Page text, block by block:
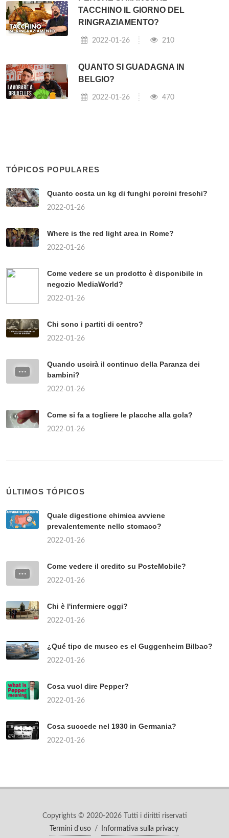
TACCHINO IL GIORNO DEL
RINGRAZIAMENTO?
2022-01-26 210
QUANTO SI GUADAGNA IN
BELGIO?
2022-01-26 470
TÓPICOS POPULARES
Quanto costa un kg di funghi porcini freschi?
2022-01-26
Where is the red light area in Rome?
2022-01-26
Come vedere se un prodotto è disponibile in
negozio MediaWorld?
2022-01-26
Chi sono i partiti di centro?
2022-01-26
Quando uscirà il continuo della Paranza dei
bambini?
2022-01-26
Come si fa a togliere le placche alla gola?
2022-01-26
ÚLTIMOS TÓPICOS
Quale digestione chimica avviene
prevalentemente nello stomaco?
2022-01-26
Come vedere il credito su PosteMobile?
2022-01-26
Chi è l'infermiere oggi?
2022-01-26
¿Qué tipo de museo es el Guggenheim Bilbao?
2022-01-26
Cosa vuol dire Pepper?
2022-01-26
Cosa succede nel 1930 in Germania?
2022-01-26
Copyrights © 2020-2026 Tutti i diritti riservati
Termini d'uso
/ Informativa sulla privacy